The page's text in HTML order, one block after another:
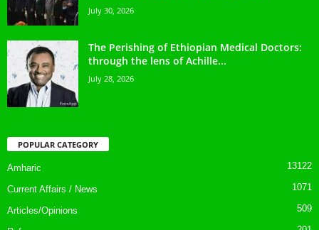
July 30, 2026
The Perishing of Ethiopian Medical Doctors:
through the lens of Achille...
July 28, 2026
POPULAR CATEGORY
Amharic 13122
Current Affairs / News 1071
Articles/Opinions 509